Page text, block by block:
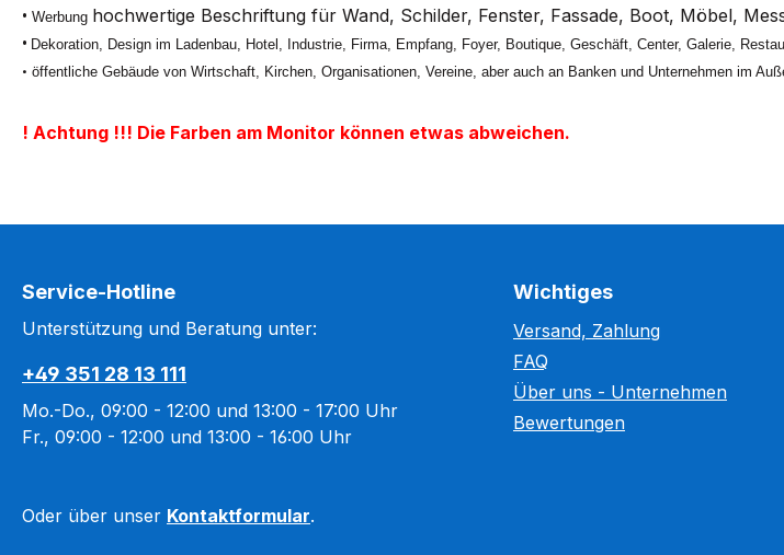
• Werbung hochwertige Beschriftung für Wand, Schilder, Fenster, Fassade, Boot, Möbel,
• Dekoration, Design im Ladenbau, Hotel, Industrie, Firma, Empfang, Foyer, Boutique, Geschäft, Center, Galerie,
• öffentliche Gebäude von Wirtschaft, Kirchen, Organisationen, Vereine, aber auch an Banken und Unternehmen im
! Achtung !!! Die Farben am Monitor können etwas abweichen.
Service-Hotline
Unterstützung und Beratung unter:
+49 351 28 13 111
Mo.-Do., 09:00 - 12:00 und 13:00 - 17:00 Uhr
Fr., 09:00 - 12:00 und 13:00 - 16:00 Uhr
Oder über unser Kontaktformular.
Wichtiges
Versand, Zahlung
FAQ
Über uns - Unternehmen
Bewertungen